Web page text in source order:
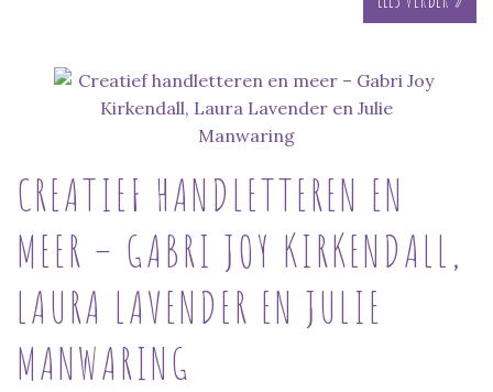
CREATIEF HANDLETTEREN EN
MEER – GABRI JOY KIRKENDALL,
LAURA LAVENDER EN JULIE
MANWARING